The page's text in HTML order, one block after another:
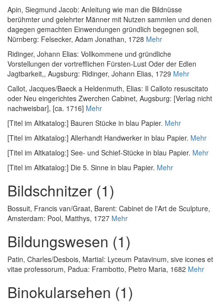
Apin, Siegmund Jacob: Anleitung wie man die Bildnüsse
berühmter und gelehrter Männer mit Nutzen sammlen und denen
dagegen gemachten Einwendungen gründlich begegnen soll,
Nürnberg: Felsecker, Adam Jonathan, 1728 Mehr
Ridinger, Johann Elias: Vollkommene und gründliche
Vorstellungen der vortrefflichen Fürsten-Lust Oder der Edlen
Jagtbarkeit,, Augsburg: Ridinger, Johann Elias, 1729 Mehr
Callot, Jacques/Baeck a Heldenmuth, Elias: Il Calloto resuscitato
oder Neu eingerichtes Zwerchen Cabinet, Augsburg: [Verlag nicht
nachweisbar], [ca. 1716] Mehr
[Titel im Altkatalog:] Bauren Stücke in blau Papier. Mehr
[Titel im Altkatalog:] Allerhandt Handwerker in blau Papier. Mehr
[Titel im Altkatalog:] See- und Schief-Stücke in blau Papier. Mehr
[Titel im Altkatalog:] Die 5. Sinne in blau Papier. Mehr
Bildschnitzer (1)
Bossuit, Francis van/Graat, Barent: Cabinet de l'Art de Sculpture,
Amsterdam: Pool, Matthys, 1727 Mehr
Bildungswesen (1)
Patin, Charles/Desbois, Martial: Lyceum Patavinum, sive icones et
vitae professorum, Padua: Frambotto, Pietro Maria, 1682 Mehr
Binokularsehen (1)